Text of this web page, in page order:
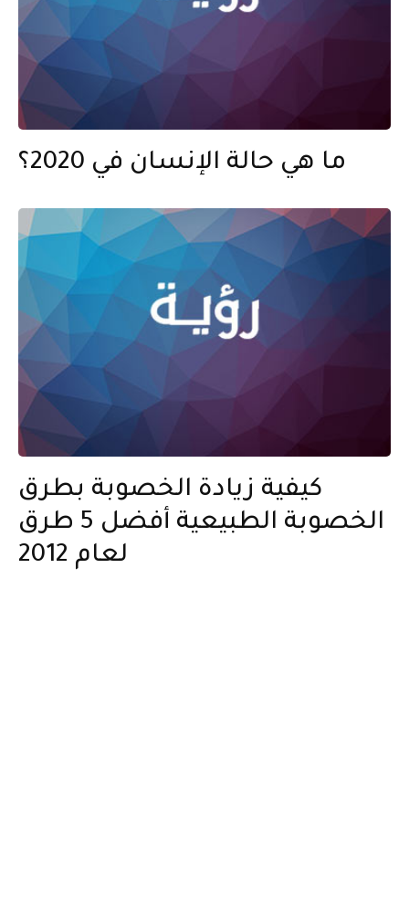
ما هي حالة الإنسان في 2020؟
كيفية زيادة الخصوبة بطرق
الخصوبة الطبيعية أفضل 5 طرق
لعام 2012